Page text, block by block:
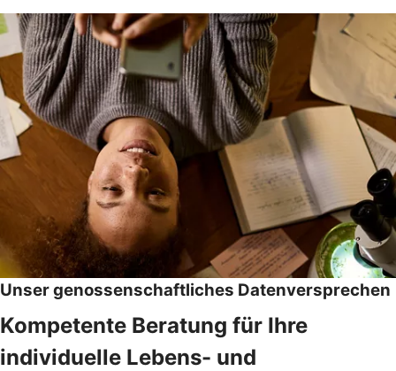
Unser genossenschaftliches Datenversprechen
Kompetente Beratung für Ihre
individuelle Lebens- und